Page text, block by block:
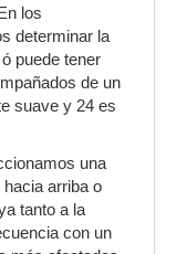
los
determinar la
puede tener
de un
suave y 24 es
una
arriba o
tanto a la
con un